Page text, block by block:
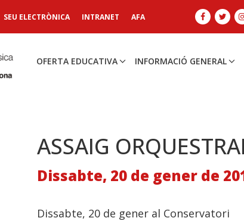
SEU ELECTRÒNICA INTRANET AFA
OFERTA EDUCATIVA INFORMACIÓ GENERAL
ASSAIG
Dissabte, 20 de gener de
Dissabte, 20 de gener al Conservatori